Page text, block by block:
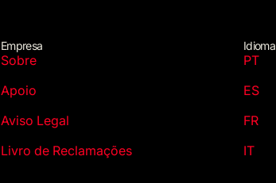
Empresa
Sobre
Apoio
Aviso Legal
Livro de Reclamações
Idioma
PT
ES
FR
IT